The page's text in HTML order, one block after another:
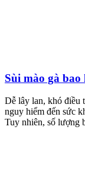
Sùi mào gà
Dễ lây lan, khó điều
nguy hiểm đến sức
Tuy nhiên, số lượng